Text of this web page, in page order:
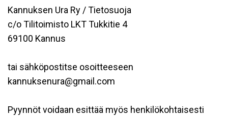
Kannuksen Ura Ry / Tietosuoja
c/o Tilitoimisto LKT Tukkitie 4
69100 Kannus
tai sähköpostitse osoitteeseen
kannuksenura@gmail.com
Pyynnöt voidaan esittää myös henkilökohtaisesti